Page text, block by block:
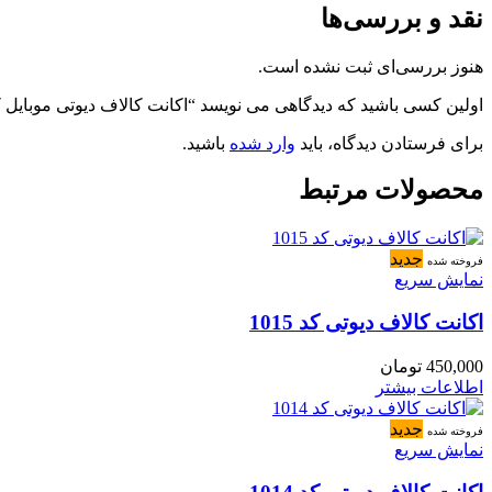
نقد و بررسی‌ها
هنوز بررسی‌ای ثبت نشده است.
اولین کسی باشید که دیدگاهی می نویسد “اکانت کالاف دیوتی موبایل کد
برای فرستادن دیدگاه، باید وارد شده باشید.
محصولات مرتبط
فروخته شده جدید
نمایش سریع
اکانت کالاف دیوتی کد 1015
450,000 تومان
اطلاعات بیشتر
فروخته شده جدید
نمایش سریع